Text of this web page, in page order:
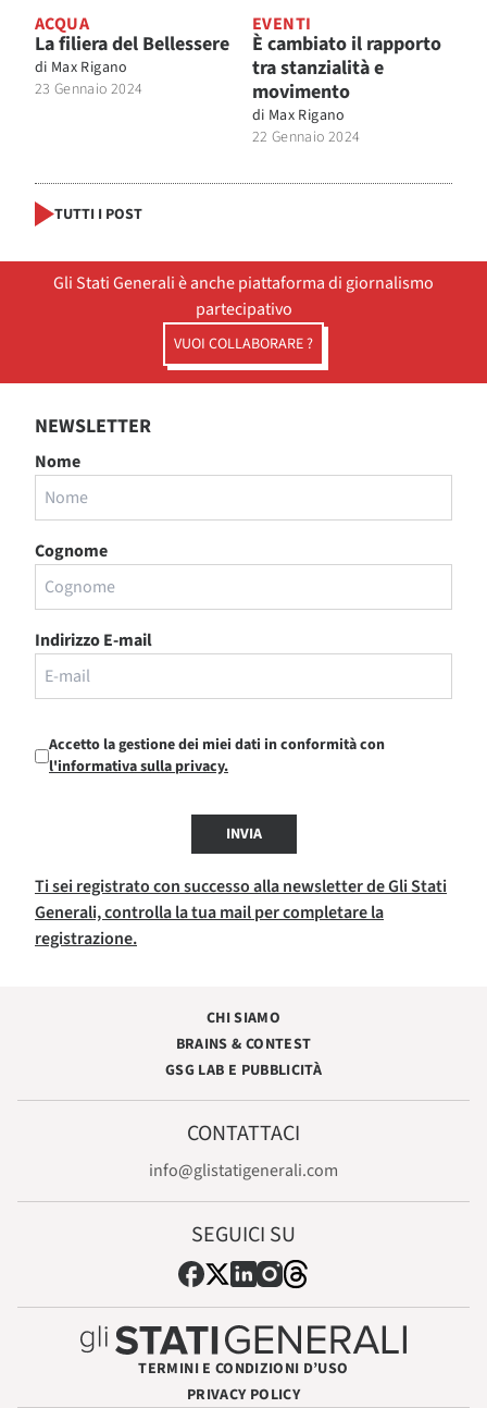
ACQUA
La filiera del Bellessere
di Max Rigano
23 Gennaio 2024
EVENTI
È cambiato il rapporto
tra stanzialità e
movimento
di Max Rigano
22 Gennaio 2024
TUTTI I POST
Gli Stati Generali è anche piattaforma di giornalismo
partecipativo
VUOI COLLABORARE ?
NEWSLETTER
Nome
Cognome
Indirizzo E-mail
Accetto la gestione dei miei dati in conformità con
l'informativa sulla privacy.
INVIA
Ti sei registrato con successo alla newsletter de Gli Stati
Generali, controlla la tua mail per completare la
registrazione.
CHI SIAMO
BRAINS & CONTEST
GSG LAB E PUBBLICITÀ
CONTATTACI
info@glistatigenerali.com
SEGUICI SU
TERMINI E CONDIZIONI D’USO
PRIVACY POLICY